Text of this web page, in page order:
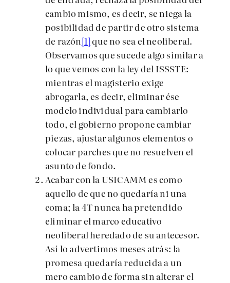
cambio mismo, es decir, se niega la
posibilidad de partir de otro sistema
de razón[1] que no sea el neoliberal.
Observamos que sucede algo similar a
lo que vemos con la ley del ISSSTE:
mientras el magisterio exige
abrogarla, es decir, eliminar ése
modelo individual para cambiarlo
todo, el gobierno propone cambiar
piezas, ajustar algunos elementos o
colocar parches que no resuelven el
asunto de fondo.
Acabar con la USICAMM es como
aquello de que no quedaría ni una
coma; la 4T nunca ha pretendido
eliminar el marco educativo
neoliberal heredado de su antecesor.
Así lo advertimos meses atrás: la
promesa quedaría reducida a un
mero cambio de forma sin alterar el